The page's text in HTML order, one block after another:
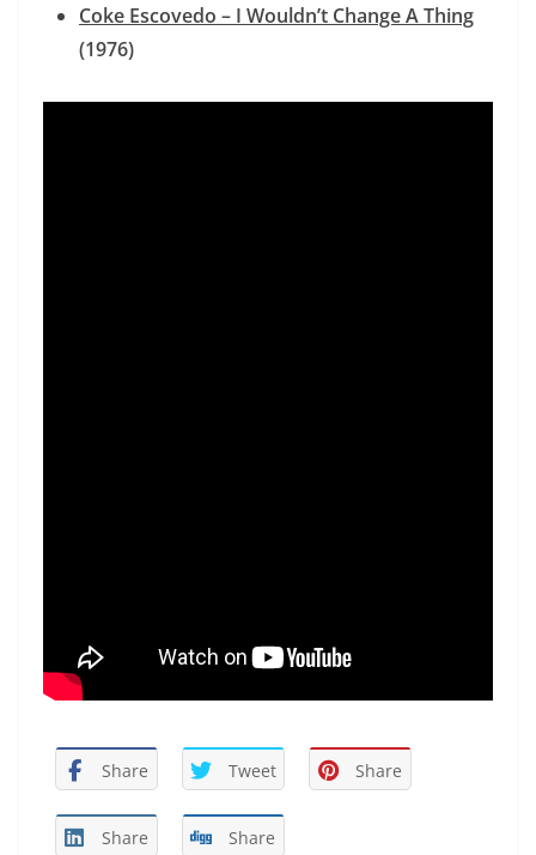
Coke Escovedo ‎– I Wouldn’t Change A Thing
(1976)
Share Tweet Share
Share Share